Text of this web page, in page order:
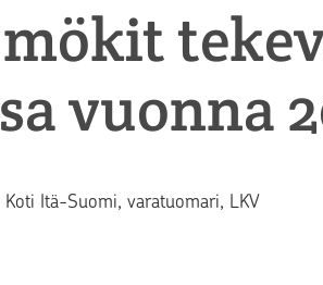
vuonna
Itä-Suomi, varatuomari, LKV